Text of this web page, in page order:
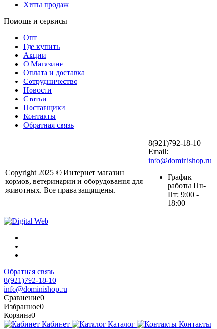
Хиты продаж
Помощь и сервисы
Опт
Где купить
Акции
О Магазине
Оплата и доставка
Сотрудничество
Новости
Статьи
Поставщики
Контакты
Обратная связь
Copyright 2025 © Интернет магазин
кормов, ветеринарии и оборудования для
животных. Все права защищены.
8(921)792-18-10
Email:
info@dominishop.ru
График
работы Пн-
Пт: 9:00 -
18:00
Обратная связь
8(921)792-18-10
info@dominishop.ru
Сравнение0
Избранное0
Корзина0
Кабинет
Каталог Контакты